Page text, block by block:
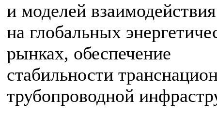
и моделей взаимодействия
на глобальных
рынках, обеспечение
стабильности
трубопроводной